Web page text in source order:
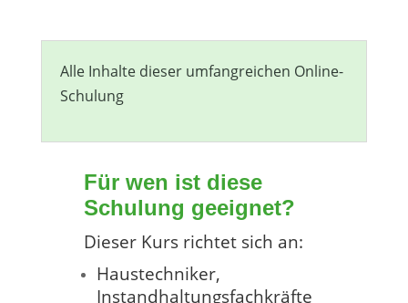
Alle Inhalte dieser umfangreichen Online-
Schulung
Für wen ist diese
Schulung geeignet?
Dieser Kurs richtet sich an:
Haustechniker,
Instandhaltungsfachkräfte